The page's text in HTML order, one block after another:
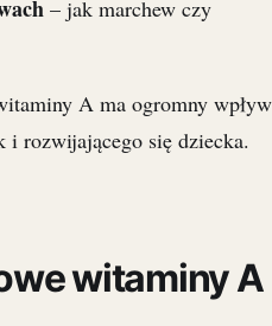
– jak marchew czy
A ma ogromny wpływ
rozwijającego się dziecka.
witaminy A